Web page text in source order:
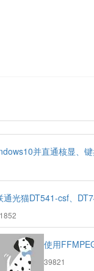
热
门
文
并直通核显、
通光猫DT541-csf、
使用
浏
39821